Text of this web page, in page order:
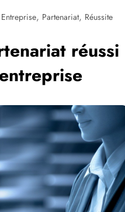
Entreprise, Partenariat, Réussite
réussi